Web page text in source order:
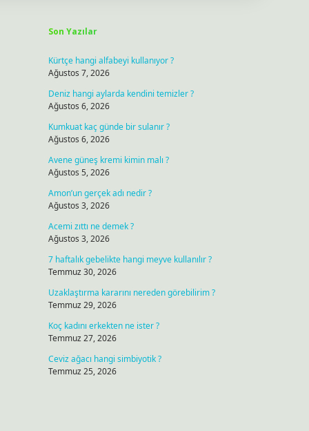
Son Yazılar
Kürtçe hangi alfabeyi kullanıyor ?
Ağustos 7, 2026
Deniz hangi aylarda kendini temizler ?
Ağustos 6, 2026
Kumkuat kaç günde bir sulanır ?
Ağustos 6, 2026
Avene güneş kremi kimin malı ?
Ağustos 5, 2026
Amon’un gerçek adı nedir ?
Ağustos 3, 2026
Acemi zıttı ne demek ?
Ağustos 3, 2026
7 haftalık gebelikte hangi meyve kullanılır ?
Temmuz 30, 2026
Uzaklaştırma kararını nereden görebilirim ?
Temmuz 29, 2026
Koç kadını erkekten ne ister ?
Temmuz 27, 2026
Ceviz ağacı hangi simbiyotik ?
Temmuz 25, 2026